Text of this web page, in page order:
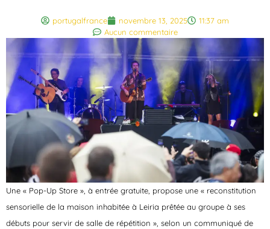
portugalfrance novembre 13, 2025
11:37 am
Aucun commentaire
Une « Pop-Up Store », à entrée gratuite, propose une « reconstitution
sensorielle de la maison inhabitée à Leiria prêtée au groupe à ses
débuts pour servir de salle de répétition », selon un communiqué de